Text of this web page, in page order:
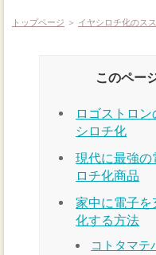
トップページ ＞ イヤシロチ化のス
このペー
ロゴストロ
シロチ化
現代に最強の
ロチ化商品
家中に電子を
化する方法
コトタマ